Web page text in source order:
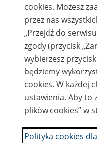
Baza
Nazwa zakładu pracy:
SZUKAJ
cookies. Możesz
przez nas
„Przejdź do
zgody (przycisk
wybierzesz
będziemy
cookies. W każdej
ustawienia. Aby to
plików cookies” w
Polityka cookies